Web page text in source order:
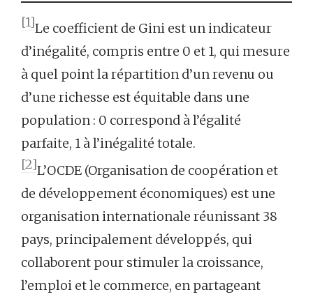
[1]Le coefficient de Gini est un indicateur
d’inégalité, compris entre 0 et 1, qui mesure
à quel point la répartition d’un revenu ou
d’une richesse est équitable dans une
population : 0 correspond à l’égalité
parfaite, 1 à l’inégalité totale.
[2]L’OCDE (Organisation de coopération et
de développement économiques) est une
organisation internationale réunissant 38
pays, principalement développés, qui
collaborent pour stimuler la croissance,
l’emploi et le commerce, en partageant